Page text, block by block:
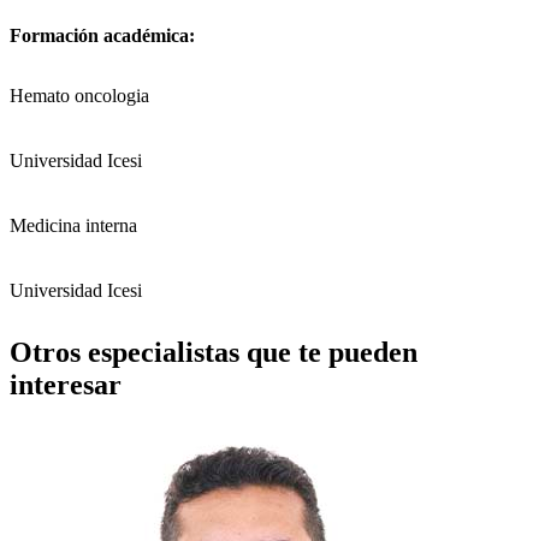
Formación académica:
Hemato oncologia
Universidad Icesi
Medicina interna
Universidad Icesi
Otros especialistas que te pueden
interesar